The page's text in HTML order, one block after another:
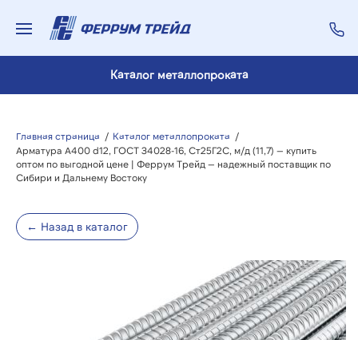
Каталог металлопроката
Главная страница / Каталог металлопроката /
Арматура А400 d12, ГОСТ 34028-16, Ст25Г2С, м/д (11,7) — купить
оптом по выгодной цене | Феррум Трейд — надежный поставщик по
Сибири и Дальнему Востоку
← Назад в каталог